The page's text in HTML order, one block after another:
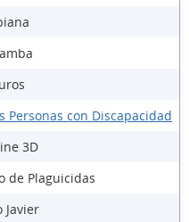
Personas con Discapacidad
3D
de Plaguicidas
Javier